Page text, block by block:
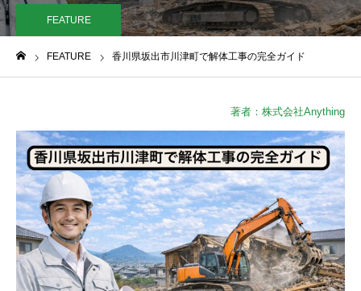
FEATURE
FEATURE 香川県坂出市川津町で解体工事の完全ガイド
著者：株式会社Anything